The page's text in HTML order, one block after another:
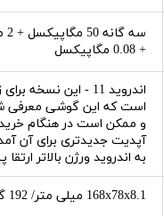
+ 0.08 مگاپیکسل
اندروید 11 - این نسخه
است که این گوشی معرفی
و ممکن است در هنگام
آپدیت جدیدتری برای آن
به اندروید ورژن بالاتر ارتقا
168x78x8.1 میلی متر/ 192 گرم